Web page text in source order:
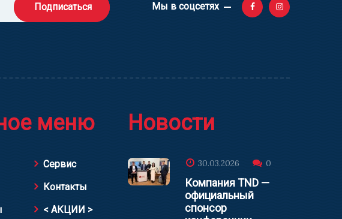
Подписаться Мы в соцсетях
меню
Сервис
Контакты
< АКЦИИ >
Новости
30.03.2026 0
Компания TND —
официальный
спонсор